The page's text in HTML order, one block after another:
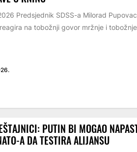
Predsjednik SDSS-a Milorad Pupovac
na tobožnji govor mržnje i tobožnje
PUTIN BI MOGAO
A DA TESTIRA ALIJANSU